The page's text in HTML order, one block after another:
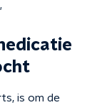
is om de